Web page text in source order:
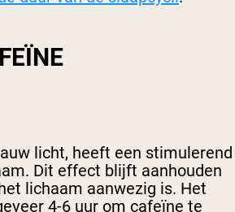
licht, heeft een stimulerend
Dit effect blijft aanhouden
lichaam aanwezig is. Het
4-6 uur om cafeïne te